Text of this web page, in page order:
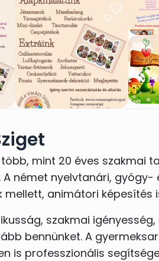
mint 20 éves szakmai
A német nyelvtanári,
mellett, animátori képesítés
szakmai
bennünket. A
is professzionális